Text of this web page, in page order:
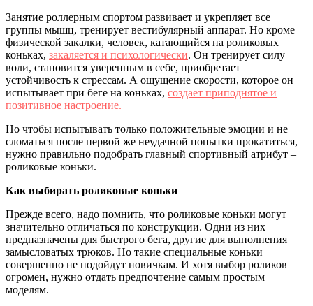
Занятие роллерным спортом развивает и укрепляет все
группы мышц, тренирует вестибулярный аппарат. Но кроме
физической закалки, человек, катающийся на роликовых
коньках, закаляется и психологически. Он тренирует силу
воли, становится уверенным в себе, приобретает
устойчивость к стрессам. А ощущение скорости, которое он
испытывает при беге на коньках, создает приподнятое и
позитивное настроение.
Но чтобы испытывать только положительные эмоции и не
сломаться после первой же неудачной попытки прокатиться,
нужно правильно подобрать главный спортивный атрибут –
роликовые коньки.
Как выбирать роликовые коньки
Прежде всего, надо помнить, что роликовые коньки могут
значительно отличаться по конструкции. Одни из них
предназначены для быстрого бега, другие для выполнения
замысловатых трюков. Но такие специальные коньки
совершенно не подойдут новичкам. И хотя выбор роликов
огромен, нужно отдать предпочтение самым простым
моделям.